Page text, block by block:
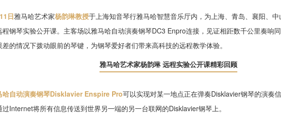
日雅马哈艺术家杨韵琳教授于上海知音琴行雅马哈智慧音乐厅内，为上海、青岛、襄阳、
程钢琴实验公开课。主客场以雅马哈自动演奏钢琴DC3 Enpro连接，见证相距数千公里奏响
差的情况下拨动眼前的琴键，为钢琴爱好者们带来高科技的远程教学体验。
雅马哈艺术家杨韵琳 远程实验公开课精彩回顾
哈自动演奏钢琴Disklavier Enspire Pro可以实现对某一地点正在弹奏Disklavier钢琴的演奏
过Internet将所有信息传送到世界另一端的另一台联网的Disklavier钢琴上。